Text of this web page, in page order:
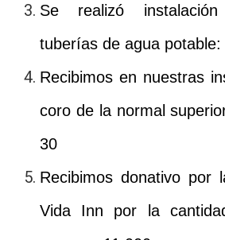
Se realizó
tuberías de agua potable:
Recibimos en nuestras
coro de la normal
30
Recibimos donativo por
Vida Inn por la